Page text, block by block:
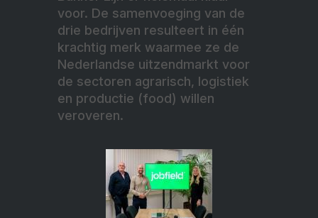
voor. De samenvoeging van de
drie bedrijven resulteert in één
krachtig merk waarmee ze de
Nederlandse uitzendmarkt voor
de sectoren agrarisch, logistiek
en productie (food) willen
veroveren.